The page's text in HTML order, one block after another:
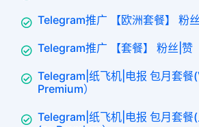
Telegram推广 【欧洲套餐】 粉
Telegram推广 【套餐】 粉丝|赞
Telegram|纸飞机|电报 包月套餐
Premium）
Telegram|纸飞机|电报 包月套餐